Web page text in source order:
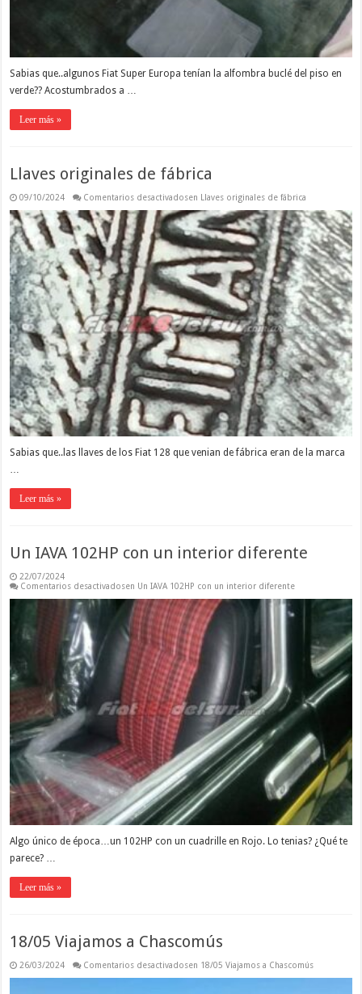
Sabias que..algunos Fiat Super Europa tenían la alfombra buclé del piso en
verde?? Acostumbrados a …
Leer más »
Llaves originales de fábrica
09/10/2024 Comentarios desactivadosen Llaves originales de fábrica
Sabias que..las llaves de los Fiat 128 que venian de fábrica eran de la marca
…
Leer más »
Un IAVA 102HP con un interior diferente
22/07/2024
Comentarios desactivadosen Un IAVA 102HP con un interior diferente
Algo único de época…un 102HP con un cuadrille en Rojo. Lo tenias? ¿Qué te
parece? …
Leer más »
18/05 Viajamos a Chascomús
26/03/2024 Comentarios desactivadosen 18/05 Viajamos a Chascomús